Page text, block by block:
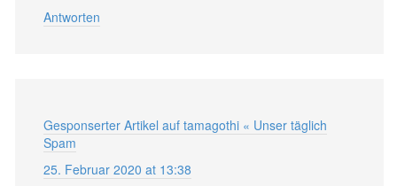
Antworten
Gesponserter Artikel auf tamagothi « Unser täglich
Spam
25. Februar 2020 at 13:38